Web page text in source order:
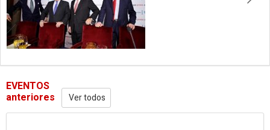
EVENTOS
anteriores Ver todos